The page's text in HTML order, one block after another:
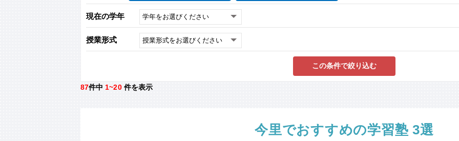
現在の学年
授業形式
この条件で絞り込む
87件中 1~20 件を表示
今里でおすすめの学習塾 3選